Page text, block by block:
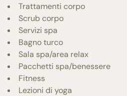
Trattamenti corpo
Scrub corpo
Servizi spa
Bagno turco
Sala spa/area relax
Pacchetti spa/benessere
Fitness
Lezioni di yoga